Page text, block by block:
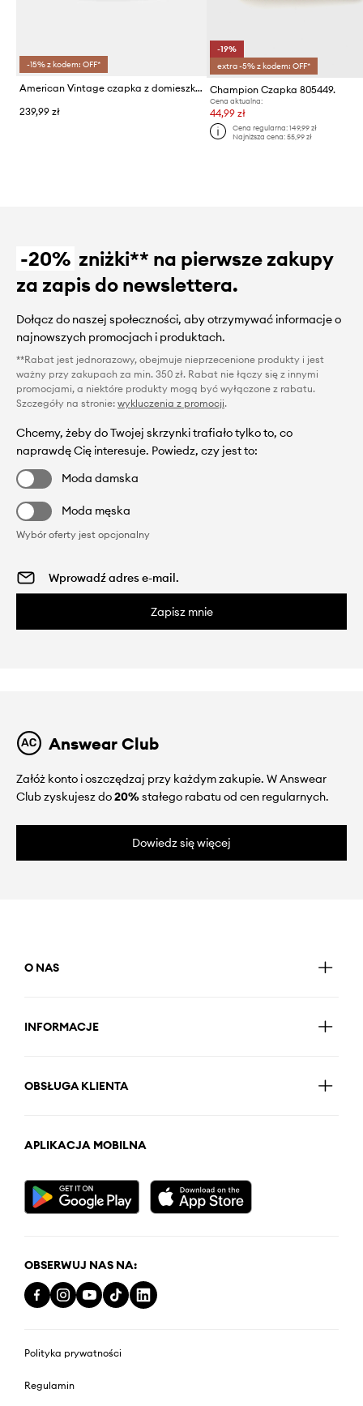
-15% z kodem: OFF*
American Vintage czapka z domieszką wełny Bonnet
239,99 zł
-19%
extra -5% z kodem: OFF*
Champion Czapka 805449.
Cena aktualna:
44,99 zł
Cena regularna: 149,99 zł
Najniższa cena: 55,99 zł
-20% zniżki** na pierwsze zakupy
za zapis do newslettera.
Dołącz do naszej społeczności, aby otrzymywać informacje o
najnowszych promocjach i produktach.
**Rabat jest jednorazowy, obejmuje nieprzecenione produkty i jest
ważny przy zakupach za min. 350 zł. Rabat nie łączy się z innymi
promocjami, a niektóre produkty mogą być wyłączone z rabatu.
Szczegóły na stronie: wykluczenia z promocji.
Chcemy, żeby do Twojej skrzynki trafiało tylko to, co
naprawdę Cię interesuje. Powiedz, czy jest to:
Moda damska
Moda męska
Wybór oferty jest opcjonalny
Zapisz mnie
Answear Club
Załóż konto i oszczędzaj przy każdym zakupie. W Answear
Club zyskujesz do20%stałego rabatu od cen regularnych.
Dowiedz się więcej
O NAS
INFORMACJE
OBSŁUGA KLIENTA
APLIKACJA MOBILNA
OBSERWUJ NAS NA:
Polityka prywatności
Regulamin